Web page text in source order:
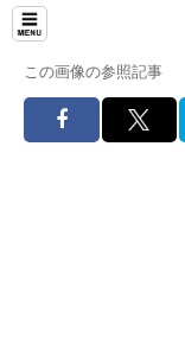
この画像の参照記事